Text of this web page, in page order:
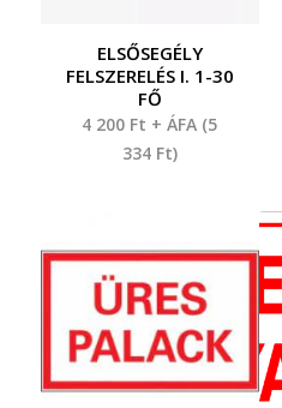
ELSŐSEGÉLY
FELSZERELÉS I. 1-30
FŐ
4 200 Ft + ÁFA (5
334 Ft)